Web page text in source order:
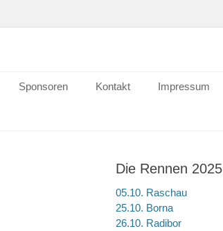
Sponsoren Kontakt Impressum
Die Rennen 2025
05.10. Raschau
25.10. Borna
26.10. Radibor